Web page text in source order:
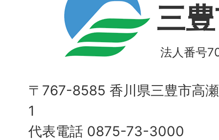
三
法人番号
〒767-8585 香川県三豊市高
1
代表電話 0875-73-3000